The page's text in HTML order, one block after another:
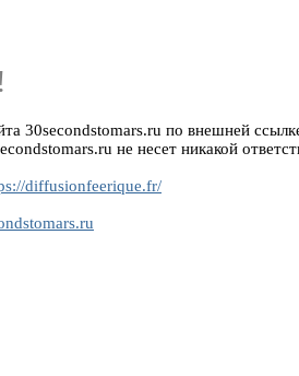
30secondstomars.ru по внешней
не несет никакой
diffusionfeerique.fr/